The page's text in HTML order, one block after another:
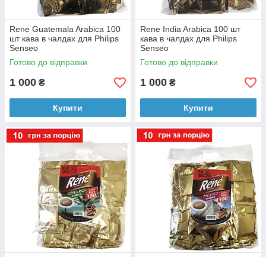
Rene Guatemala Arabica 100
шт кава в чалдах для Philips
Senseo
Готово до відправки
1 000 ₴
Купити
Rene India Arabica 100 шт
кава в чалдах для Philips
Senseo
Готово до відправки
1 000 ₴
Купити